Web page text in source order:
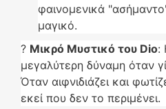
φαινομενικά
μαγικό.
? Μικρό Μυστικό του Dio:
μεγαλύτερη δύναμη όταν
Όταν αιφνιδιάζει και
εκεί που δεν το περιμένει.